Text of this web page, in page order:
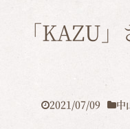
「KAZU
2021/07/09 中